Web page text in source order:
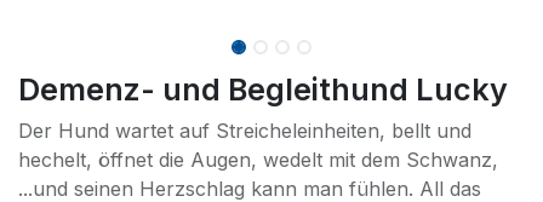
Demenz- und Begleithund Lucky
Der Hund wartet auf Streicheleinheiten, bellt und
hechelt, öffnet die Augen, wedelt mit dem Schwanz,
...und seinen Herzschlag kann man fühlen. All das